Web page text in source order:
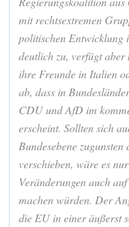
mit rechtsextremen
politischen Entwicklung
deutlich zu, verfügt
ihre Freunde in Italien
ab, dass in
CDU und AfD im
erscheint. Sollten sich
Bundesebene
verschieben, wäre es
Veränderungen auch
machen würden. Der
die EU in einer äußerst